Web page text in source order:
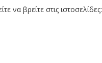
να βρείτε στις ιστοσελίδες: